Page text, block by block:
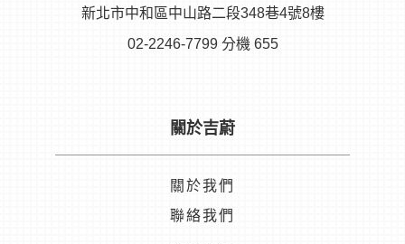
新北市中和區中山路二段348巷4號8樓
02-2246-7799 分機 655
關於吉蔚
關於我們
聯絡我們